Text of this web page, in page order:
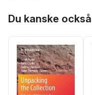
Du kanske